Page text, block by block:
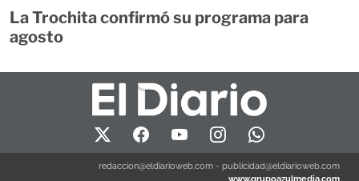
La Trochita confirmó su programa para
agosto
redaccion@eldiarioweb.com - publicidad@eldiarioweb.com